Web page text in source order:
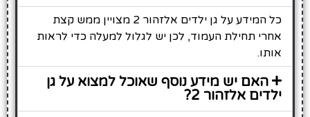
כל המידע על גן ילדים אלזהור 2 מצויין ממש קצת
אחרי תחילת העמוד, לכן יש לגלול למעלה כדי לראות
אותו.
האם יש מידע נוסף שאוכל למצוא על גן
ילדים אלזהור 2?